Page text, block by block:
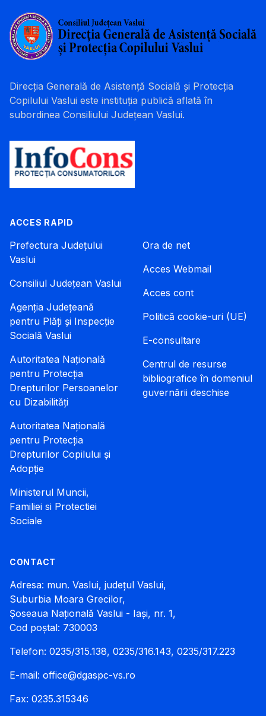
Direcția Generală de Asistență Socială și Protecția
Copilului Vaslui este instituția publică aflată în
subordinea Consiliului Județean Vaslui.
ACCES RAPID
Prefectura Județului
Vaslui
Consiliul Județean Vaslui
Agenția Județeană
pentru Plăți și Inspecție
Socială Vaslui
Autoritatea Națională
pentru Protecția
Drepturilor Persoanelor
cu Dizabilități
Autoritatea Națională
pentru Protecția
Drepturilor Copilului și
Adopție
Ministerul Muncii,
Familiei si Protectiei
Sociale
Ora de net
Acces Webmail
Acces cont
Politică cookie-uri (UE)
E-consultare
Centrul de resurse
bibliografice în domeniul
guvernării deschise
CONTACT
Adresa: mun. Vaslui, județul Vaslui,
Suburbia Moara Grecilor,
Șoseaua Națională Vaslui - Iași, nr. 1,
Cod poștal: 730003
Telefon: 0235/315.138, 0235/316.143, 0235/317.223
E-mail: office@dgaspc-vs.ro
Fax: 0235.315346